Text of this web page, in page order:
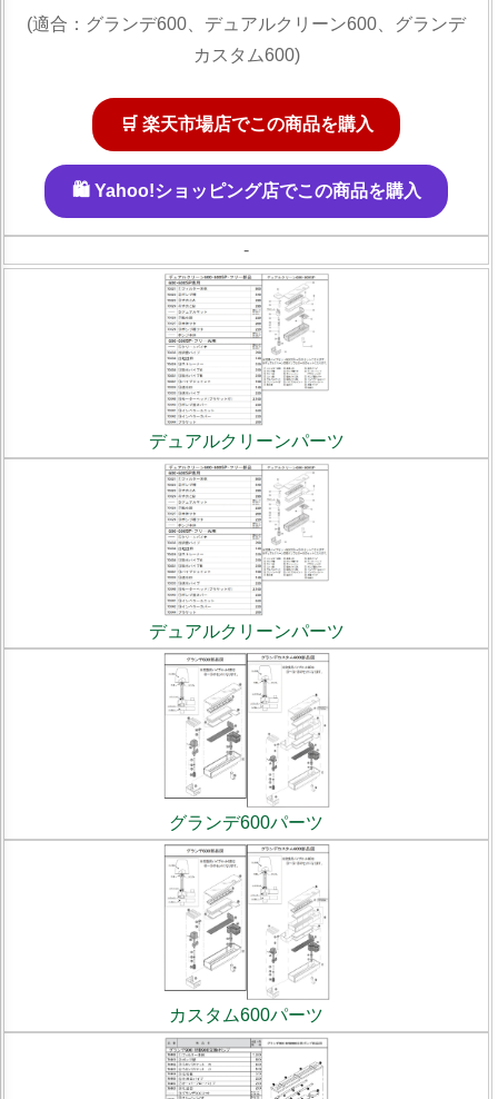
(適合：グランデ600、デュアルクリーン600、グランデ
カスタム600)
🛒 楽天市場店でこの商品を購入
🛍️ Yahoo!ショッピング店でこの商品を購入
-
デュアルクリーンパーツ
デュアルクリーンパーツ
グランデ600パーツ
カスタム600パーツ